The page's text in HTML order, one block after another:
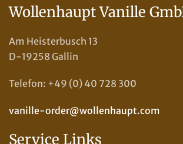
Wollenhaupt Vanille
Am Heisterbusch 13
D-19258 Gallin
Telefon: +49 (0) 40 728 300
vanille-order@wollenhaupt.com
Service Links